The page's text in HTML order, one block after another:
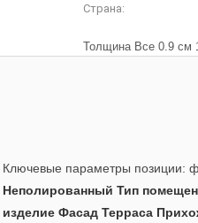
Страна:
Толщина Все 0.9 см
Ключевые параметры позиции:
Неполированный Тип
изделие Фасад Терраса